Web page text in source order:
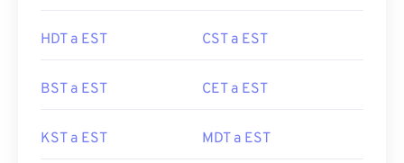
HDT a EST CST a EST
BST a EST CET a EST
KST a EST MDT a EST